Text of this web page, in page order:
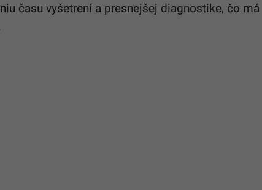
času vyšetrení a presnejšej diagnostike, čo má